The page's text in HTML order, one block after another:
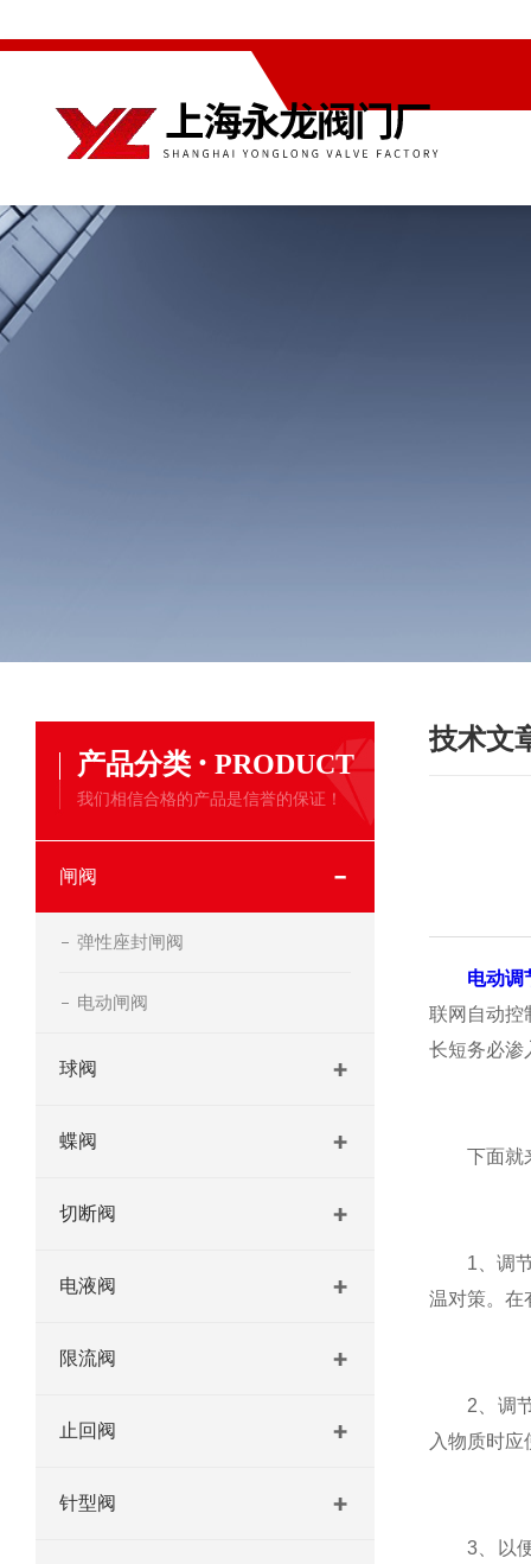
产品分类 · PRODUCT
我们相信合格的产品是信誉的保证！
闸阀
弹性座封闸阀
电动闸阀
球阀
蝶阀
切断阀
电液阀
限流阀
止回阀
针型阀
技术文
电动调
联网自动控
长短务必渗
下面就来
1、调节
温对策。在
2、调节
入物质时
3、以便